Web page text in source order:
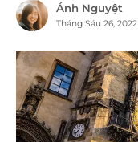
Ánh Nguyệt
Tháng Sáu 26, 2022